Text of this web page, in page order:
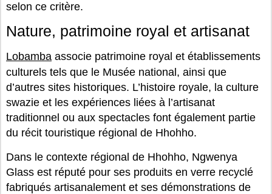
selon ce critère.
Nature, patrimoine royal et artisanat
Lobamba associe patrimoine royal et établissements
culturels tels que le Musée national, ainsi que
d’autres sites historiques. L’histoire royale, la culture
swazie et les expériences liées à l’artisanat
traditionnel ou aux spectacles font également partie
du récit touristique régional de Hhohho.
Dans le contexte régional de Hhohho, Ngwenya
Glass est réputé pour ses produits en verre recyclé
fabriqués artisanalement et ses démonstrations de